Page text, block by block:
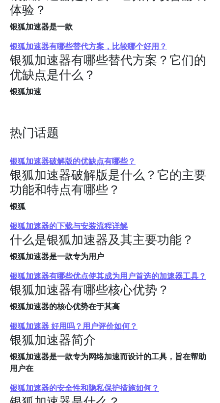
体验？
银狐加速器是一款
银狐加速器有哪些替代方案，比较哪个好用？
银狐加速器有哪些替代方案？它们的
优缺点是什么？
银狐加速
热门话题
银狐加速器破解版的优缺点有哪些？
银狐加速器破解版是什么？它的主要
功能和特点有哪些？
银狐
银狐加速器的下载与安装流程详解
什么是银狐加速器及其主要功能？
银狐加速器是一款专为用户
银狐加速器有哪些优点使其成为用户首选的加速器工具？
银狐加速器有哪些核心优势？
银狐加速器的核心优势在于其高
银狐加速器 好用吗？用户评价如何？
银狐加速器简介
银狐加速器是一款专为网络加速而设计的工具，旨在帮助
用户在
银狐加速器的安全性和隐私保护措施如何？